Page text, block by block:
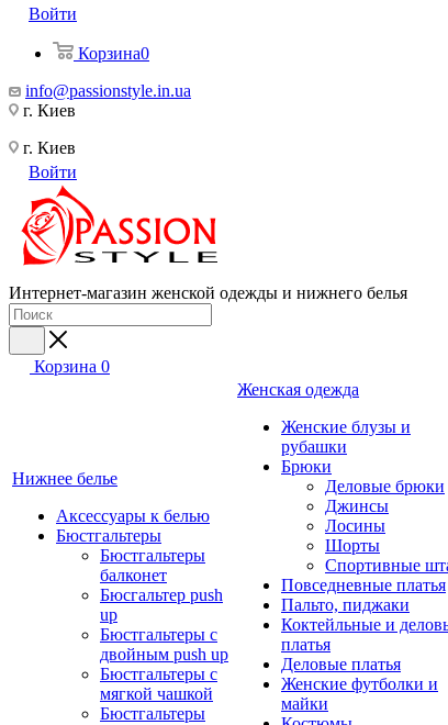
Войти
Корзина0
info@passionstyle.in.ua
г. Киев
г. Киев
Войти
Интернет-магазин женской одежды и нижнего белья
Корзина 0
Нижнее белье
Аксессуары к белью
Бюстгальтеры
Бюстгальтеры
балконет
Бюсгальтер push
up
Бюстгальтеры с
двойным push up
Бюстгальтеры с
мягкой чашкой
Бюстгальтеры
Женская одежда
Женские блузы и
рубашки
Брюки
Деловые брюки
Джинсы
Лосины
Шорты
Спортивные
Повседневные платья
Пальто, пиджаки
Коктейльные и
платья
Деловые платья
Женские футболки и
майки